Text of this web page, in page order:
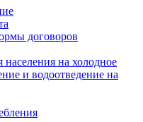
договоров
на холодное
и водоотведение на